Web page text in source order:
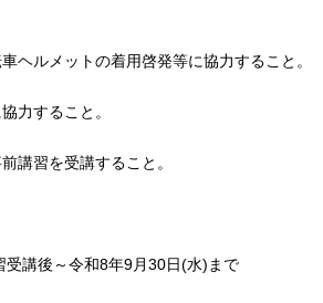
ヘルメットの着用啓発等に協力すること。
力すること。
講習を受講すること。
受講後～令和8年9月30日(水)まで